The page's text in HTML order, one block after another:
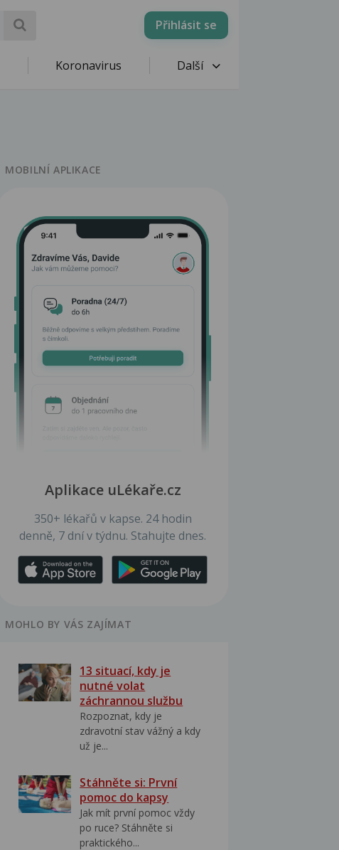
Přihlásit se
Koronavirus Další
MOBILNÍ APLIKACE
Aplikace uLékaře.cz
350+ lékařů v kapse. 24 hodin
denně, 7 dní v týdnu. Stahujte dnes.
MOHLO BY VÁS ZAJÍMAT
13 situací, kdy je
nutné volat
záchrannou službu
Rozpoznat, kdy je
zdravotní stav vážný a kdy
už je...
Stáhněte si: První
pomoc do kapsy
Jak mít první pomoc vždy
po ruce? Stáhněte si
praktického...